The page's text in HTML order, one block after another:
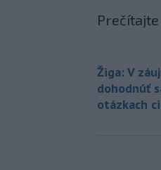
Prečítajte
Žiga: V
dohodnúť
otázkach